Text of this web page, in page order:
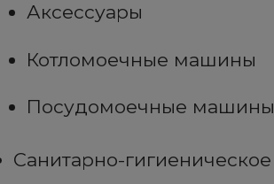
Аксессуары
Котломоечные машины
Посудомоечные машины
Санитарно-гигиеническое